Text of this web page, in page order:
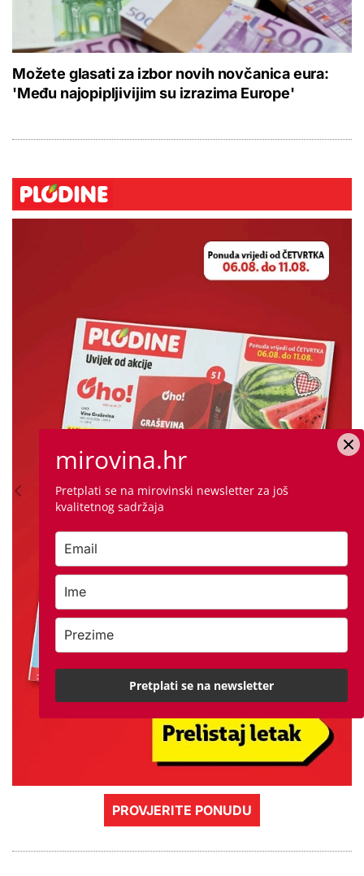
Možete glasati za izbor novih novčanica eura:
'Među najopipljivijim su izrazima Europe'
PROVJERITE PONUDU
mirovina.hr
Pretplati se na mirovinski newsletter za još
kvalitetnog sadržaja
Pretplati se na newsletter